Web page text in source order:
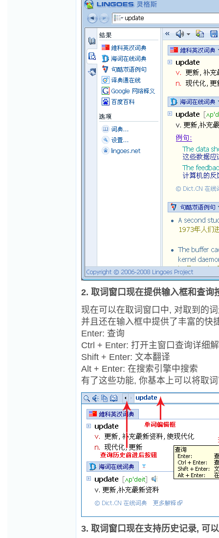
2. 取词窗口现在提供输入框和查询
现在可以在取词窗口中, 对取到的
并且还在输入框中提供了丰富的快
Enter: 查询
Ctrl + Enter: 打开主窗口查询详细
Shift + Enter: 文本翻译
Alt + Enter: 在搜索引擎中搜索
有了这些功能, 你基本上可以将取
3. 取词窗口现在支持历史记录, 可